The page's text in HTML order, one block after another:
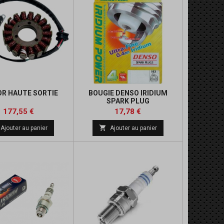
HAUTE SORTIE
Prix
177,55 €Prix
de
base
Ajouter au panier
BOUGIE DENSO IRIDIUM
SPARK PLUG
Prix
17,78 €
base
 Ajouter au panier